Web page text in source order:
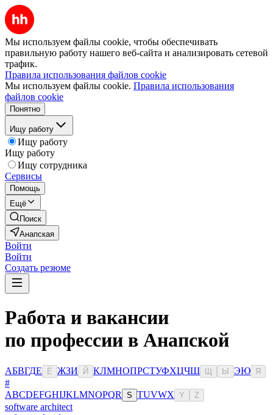
Мы используем файлы cookie, чтобы обеспечивать
правильную работу нашего веб-сайта и анализировать сетевой
трафик.
Правила использования файлов cookie
Мы используем файлы cookie. Правила использования
файлов cookie
Понятно
Ищу работу
Ищу работу
Ищу работу
Ищу сотрудника
Сервисы
Помощь
Ещё
Поиск
Анапская
Войти
Войти
Создать резюме
Работа и вакансии
по профессии в Анапской
АБВГДЕ Ё ЖЗИ Й КЛМНОПРСТУФХЦЧШ Ы ЭЮ Я
#
ABCDEFGHIJKLMNOPQR S TUVWX Y Z
software architect